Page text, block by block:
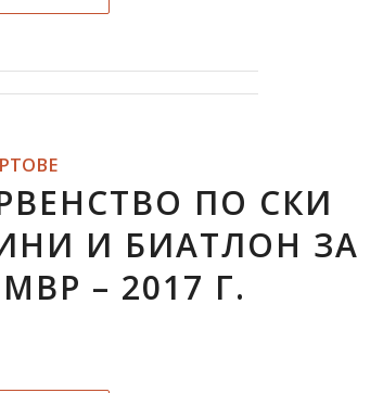
ПО СКИ
И БИАТЛОН ЗА
– 2017 Г.